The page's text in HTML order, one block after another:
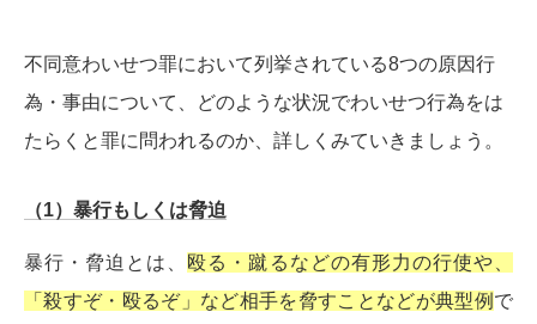
不同意わいせつ罪において列挙されている8つの原因行
為・事由について、どのような状況でわいせつ行為をは
たらくと罪に問われるのか、詳しくみていきましょう。
（1）暴行もしくは脅迫
暴行・脅迫とは、 殴る・蹴るなどの有形力の行使や、
「殺すぞ・殴るぞ」など相手を脅すことなどが典型例 で